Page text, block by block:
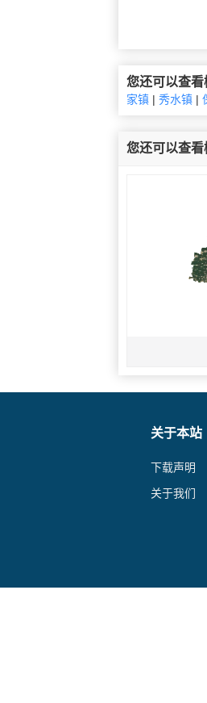
您还可以查看
家镇| 秀水镇|
您还可以查看
关于本站
下载声明
关于我们